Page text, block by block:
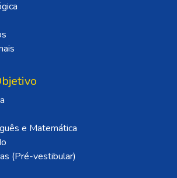
e Matemática
(Pré-vestibular)